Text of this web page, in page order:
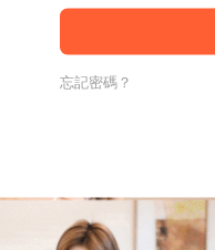
忘記密碼？